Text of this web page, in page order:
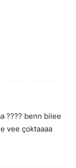
???? benn bilee
vee çoktaaaa